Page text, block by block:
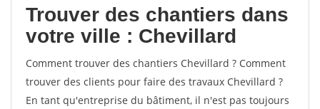
Trouver des chantiers dans
votre ville : Chevillard
Comment trouver des chantiers Chevillard ? Comment
trouver des clients pour faire des travaux Chevillard ?
En tant qu'entreprise du bâtiment, il n'est pas toujours